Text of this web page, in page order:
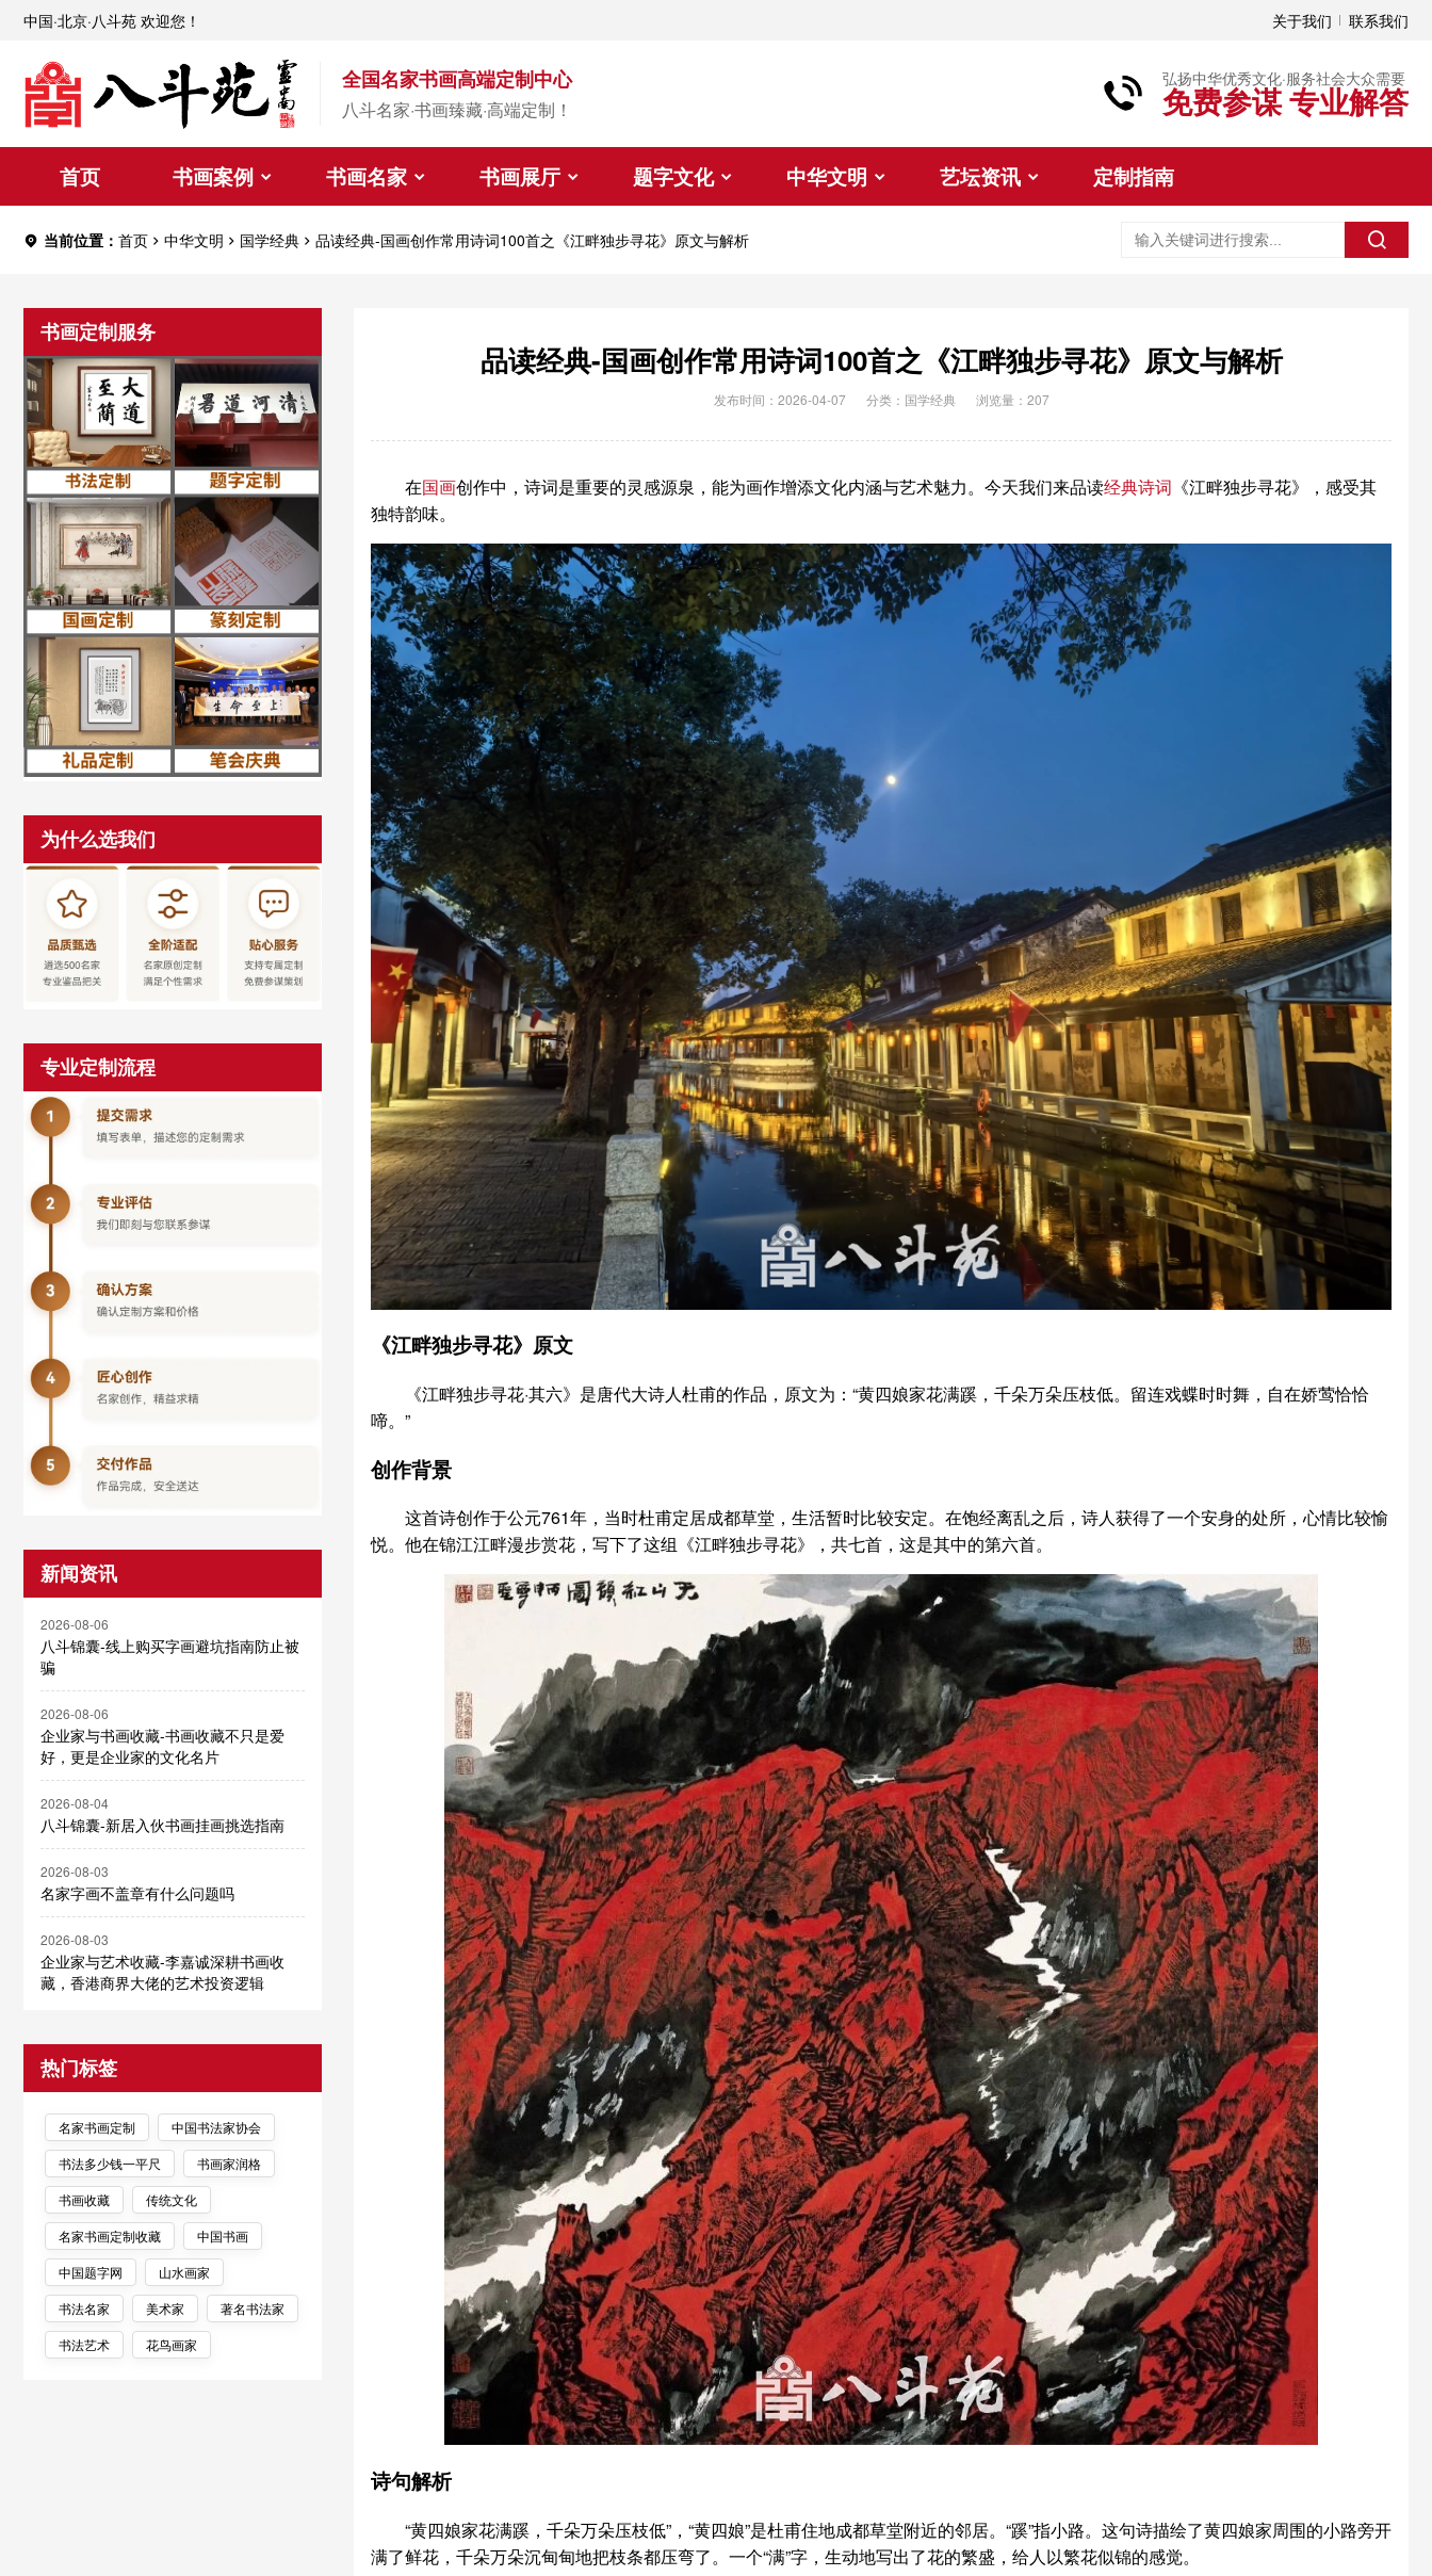
中国·北京·八斗苑 欢迎您！ 关于我们 联系我们
全国名家书画高端定制中心
八斗名家·书画臻藏·高端定制！
弘扬中华优秀文化·服务社会大众需要
免费参谋 专业解答
首页 书画案例 书画名家 书画展厅 题字文化 中华文明 艺坛资讯 定制指南
当前位置： 首页 中华文明 国学经典 品读经典-国画创作常用诗词100首之《江畔独步寻花》原文与解析
书画定制服务
为什么选我们
专业定制流程
新闻资讯
2026-08-06
八斗锦囊-线上购买字画避坑指南防止被
骗
2026-08-06
企业家与书画收藏-书画收藏不只是爱
好，更是企业家的文化名片
2026-08-04
八斗锦囊-新居入伙书画挂画挑选指南
2026-08-03
名家字画不盖章有什么问题吗
2026-08-03
企业家与艺术收藏-李嘉诚深耕书画收
藏，香港商界大佬的艺术投资逻辑
热门标签
名家书画定制
中国书法家协会
书法多少钱一平尺
书画家润格
书画收藏
传统文化
名家书画定制收藏
中国书画
中国题字网
山水画家
书法名家
美术家
著名书法家
书法艺术
花鸟画家
品读经典-国画创作常用诗词100首之《江畔独步寻花》原文与解析
发布时间：2026-04-07 分类： 国学经典 浏览量：207
在国画创作中，诗词是重要的灵感源泉，能为画作增添文化内涵与艺术魅力。今天我们来品读经典诗词 《江畔独步寻花》，感受其
独特韵味。
《江畔独步寻花》原文
《江畔独步寻花·其六》是唐代大诗人杜甫的作品，原文为：“黄四娘家花满蹊，千朵万朵压枝低。留连戏蝶时时舞，自在娇莺恰恰
啼。”
创作背景
这首诗创作于公元761年，当时杜甫定居成都草堂，生活暂时比较安定。在饱经离乱之后，诗人获得了一个安身的处所，心情比较愉
悦。他在锦江江畔漫步赏花，写下了这组《江畔独步寻花》，共七首，这是其中的第六首。
诗句解析
“黄四娘家花满蹊，千朵万朵压枝低”，“黄四娘”是杜甫住地成都草堂附近的邻居。“蹊”指小路。这句诗描绘了黄四娘家周围的小路旁开
满了鲜花，千朵万朵沉甸甸地把枝条都压弯了。一个“满”字，生动地写出了花的繁盛，给人以繁花似锦的感觉。